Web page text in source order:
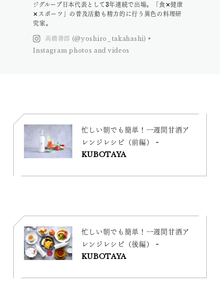
ジグループ日本代表として3年連続で出場。「食✕健康
✕スポーツ」の普及活動も精力的に行う異色の料理研
究家。
高橋善郎 (@yoshiro_takahashi) •
Instagram photos and videos
忙しい朝でも簡単！一週間甘酒ア
レンジレシピ（前編） -
KUBOTAYA
忙しい朝でも簡単！一週間甘酒ア
レンジレシピ（後編） -
KUBOTAYA